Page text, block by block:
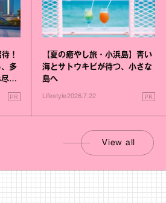
！
、多
く
PR
【夏の癒やし旅・小浜島】青い
海とサトウキビが待つ、小さな
島へ
Lifestyle2026.7.22 PR
View all